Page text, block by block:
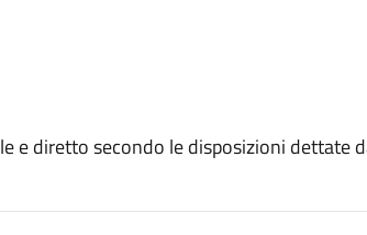
e diretto secondo le disposizioni dettate